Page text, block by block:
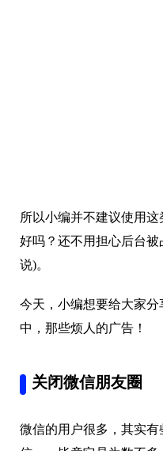
好吗？还不用担心后台被
说)。
中，那些烦人的广告！
信」，毕竟它是为数不多